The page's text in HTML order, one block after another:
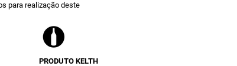
para realização deste
PRODUTO KELTH